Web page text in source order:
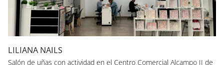
LILIANA NAILS
Salón de uñas con actividad en el Centro Comercial Alcampo II de